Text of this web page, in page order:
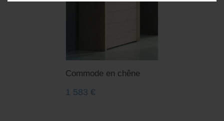
Commode en chêne
1 583 €